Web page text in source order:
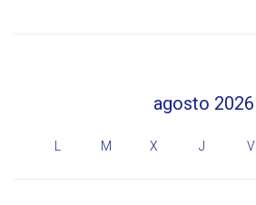
agosto 2026
M X J V